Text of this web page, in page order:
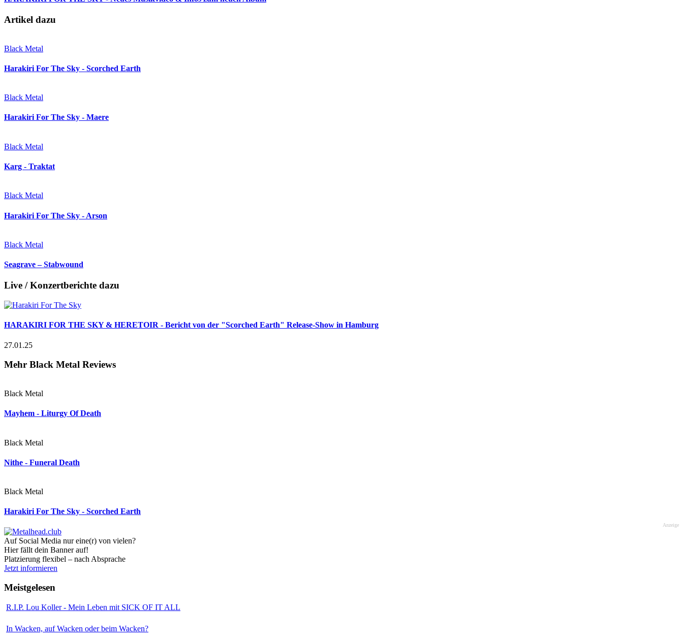
Artikel dazu
Black Metal
Harakiri For The Sky - Scorched Earth
Black Metal
Harakiri For The Sky - Maere
Black Metal
Karg - Traktat
Black Metal
Harakiri For The Sky - Arson
Black Metal
Seagrave – Stabwound
Live / Konzertberichte dazu
HARAKIRI FOR THE SKY & HERETOIR - Bericht von der "Scorched Earth" Release-Show in Hamburg
27.01.25
Mehr Black Metal Reviews
Black Metal
Mayhem - Liturgy Of Death
Black Metal
Nithe - Funeral Death
Black Metal
Harakiri For The Sky - Scorched Earth
Anzeige
Auf Social Media nur eine(r) von vielen?
Hier fällt dein Banner auf!
Platzierung flexibel – nach Absprache
Jetzt informieren
Meistgelesen
R.I.P. Lou Koller - Mein Leben mit SICK OF IT ALL
In Wacken, auf Wacken oder beim Wacken?